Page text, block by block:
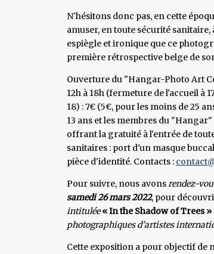
N'hésitons donc pas, en cette
amuser, en toute sécurité
espiègle et ironique que ce
première rétrospective belge de
Ouverture du "Hangar-Photo Art
12h à 18h (fermeture de l'accueil à
18) : 7€ (5€, pour les moins de 25
13 ans et les membres du
offrant la gratuité à l'entrée de
sanitaires : port d'un masque
pièce d'identité. Contacts :
Pour suivre, nous avonsrendez-
samedi 26mars 2022, pour
intitulée « In the Shadow of Trees »
photographiques d’artistes
Cette exposition a pour objectif de